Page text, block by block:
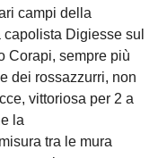
campi della
Digiesse sul
Corapi, sempre più
dei rossazzurri, non
vittoriosa per 2 a
la
tra le mura